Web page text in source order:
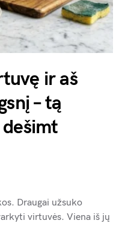
ir aš
– tą
Draugai užsuko
virtuvės. Viena iš jų